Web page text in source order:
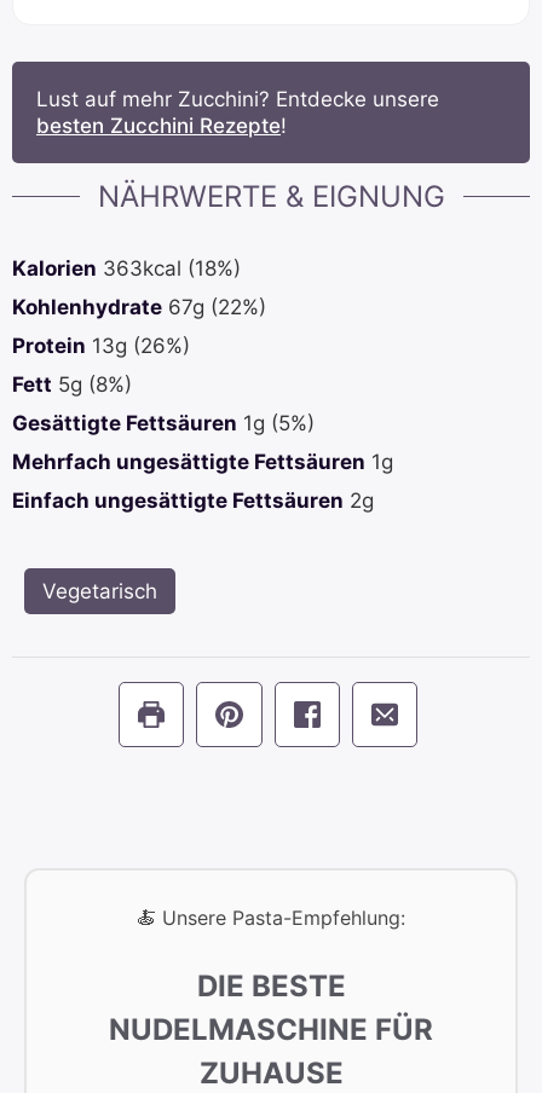
Lust auf mehr Zucchini? Entdecke unsere
besten Zucchini Rezepte!
NÄHRWERTE & EIGNUNG
Kalorien 363kcal (18%)
Kohlenhydrate 67g (22%)
Protein 13g (26%)
Fett 5g (8%)
Gesättigte Fettsäuren 1g (5%)
Mehrfach ungesättigte Fettsäuren 1g
Einfach ungesättigte Fettsäuren 2g
Vegetarisch
🍝 Unsere Pasta-Empfehlung:
DIE BESTE
NUDELMASCHINE FÜR
ZUHAUSE